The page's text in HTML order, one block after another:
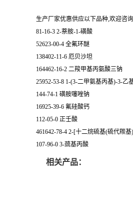
生产厂家优惠供应以下品种,欢迎咨
81-16-3 2-萘胺-1-磺酸
52623-00-4 全氟环醚
138402-11-6 厄贝沙坦
164462-16-2 二羧甲基丙氨酸三钠
25952-53-8 1-(3-二甲氨基丙基)-3-乙
144-74-1 磺胺噻唑钠
16925-39-6 氟硅酸钙
112-05-0 正壬酸
461642-78-4 2-[十二烷硫基(硫代羰
107-96-0 3-巯基丙酸
相关产品：